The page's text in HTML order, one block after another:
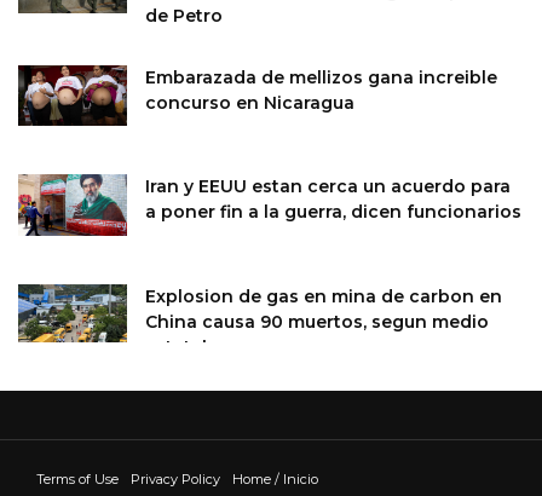
de Petro
Embarazada de mellizos gana increible
concurso en Nicaragua
Iran y EEUU estan cerca un acuerdo para
a poner fin a la guerra, dicen funcionarios
Explosion de gas en mina de carbon en
China causa 90 muertos, segun medio
estatal
Terms of Use Privacy Policy
Home / Inicio